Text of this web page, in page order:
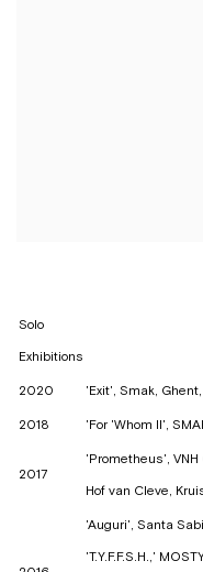
Solo
Exhibitions
2020 'Exit', Smak,
2018 'For 'Whom II',
2017
'Prometheus', VNH
Hof van Cleve,
'Auguri', Santa
'T.Y.F.F.S.H.,'